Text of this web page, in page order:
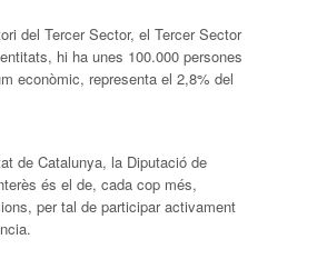
del Tercer Sector, el Tercer Sector
hi ha unes 100.000 persones
econòmic, representa el 2,8% del
de Catalunya, la Diputació de
és el de, cada cop més,
per tal de participar activament